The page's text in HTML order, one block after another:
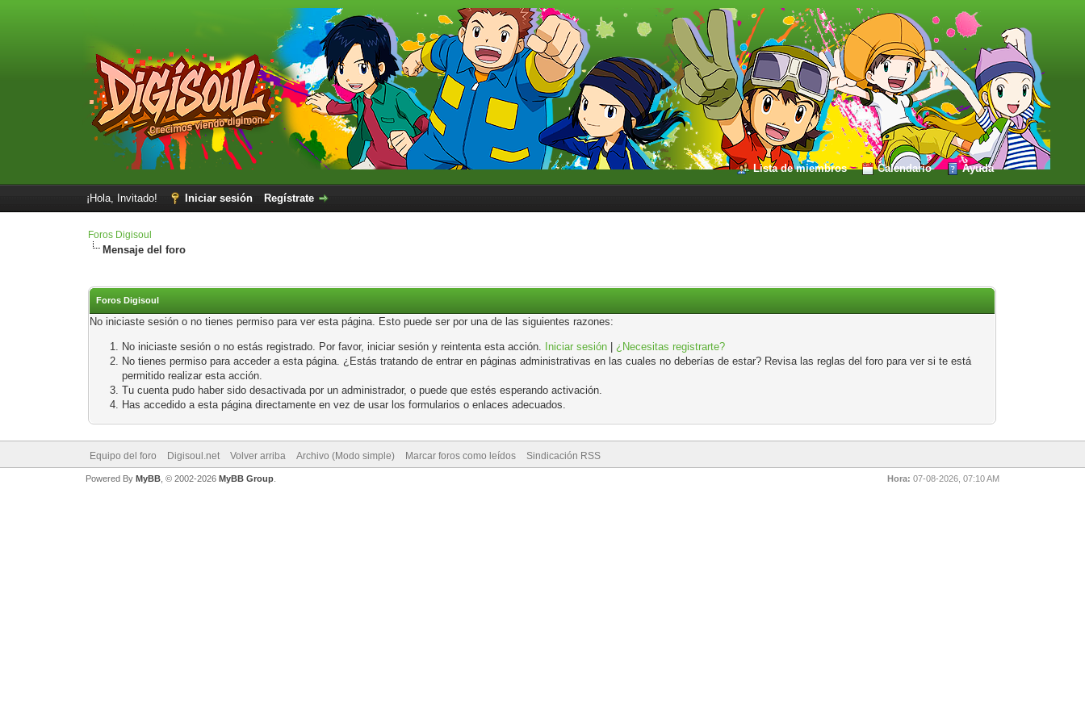
Lista de miembros Calendario Ayuda
¡Hola, Invitado! Iniciar sesión Regístrate
Foros Digisoul
Mensaje del foro
Foros Digisoul
No iniciaste sesión o no tienes permiso para ver esta página. Esto puede ser por una de las siguientes razones:
No iniciaste sesión o no estás registrado. Por favor, iniciar sesión y reintenta esta acción. Iniciar sesión |¿Necesitas registrarte?
No tienes permiso para acceder a esta página. ¿Estás tratando de entrar en páginas administrativas en las cuales no deberías de estar? Revisa las reglas del foro para ver si te está
permitido realizar esta acción.
Tu cuenta pudo haber sido desactivada por un administrador, o puede que estés esperando activación.
Has accedido a esta página directamente en vez de usar los formularios o enlaces adecuados.
Equipo del foro Digisoul.net Volver arriba Archivo (Modo simple) Marcar foros como leídos Sindicación RSS
Hora: 07-08-2026, 07:10 AM
Powered By MyBB, © 2002-2026 MyBB Group.